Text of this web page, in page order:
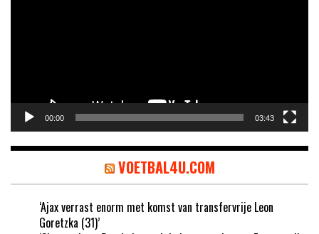
00:00 03:43
VOETBAL4U.COM
‘Ajax verrast enorm met komst van transfervrije Leon
Goretzka (31)’